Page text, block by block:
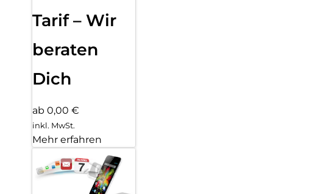
Tarif – Wir
beraten
Dich
ab 0,00 €
inkl. MwSt.
Mehr erfahren